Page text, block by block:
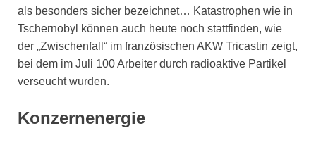
als besonders sicher bezeichnet… Katastrophen wie in
Tschernobyl können auch heute noch stattfinden, wie
der „Zwischenfall“ im französischen AKW Tricastin zeigt,
bei dem im Juli 100 Arbeiter durch radioaktive Partikel
verseucht wurden.
Konzernenergie